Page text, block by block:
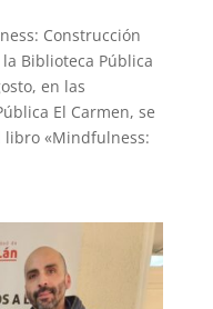
Construcción
Biblioteca Pública
en las
El Carmen, se
libro «Mindfulness: